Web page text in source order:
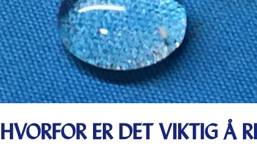
HVORFOR ER DET VIKTIG Å